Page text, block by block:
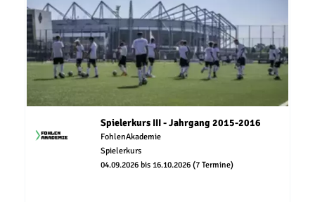
Spielerkurs III - Jahrgang 2015-2016
FohlenAkademie
Spielerkurs
04.09.2026 bis 16.10.2026 (7 Termine)